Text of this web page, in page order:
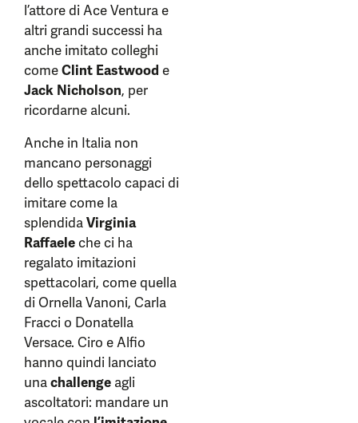
l’attore di Ace Ventura e
altri grandi successi ha
anche imitato colleghi
comeClint Eastwood e
Jack Nicholson, per
ricordarne alcuni.
Anche in Italia non
mancano personaggi
dello spettacolo capaci di
imitare come la
splendidaVirginia
Raffaeleche ci ha
regalato imitazioni
spettacolari, come quella
di Ornella Vanoni, Carla
Fracci o Donatella
Versace. Ciro e Alfio
hanno quindi lanciato
unachallenge agli
ascoltatori: mandare un